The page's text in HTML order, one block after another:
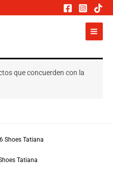
que concuerden con la
Shoes Tatiana
Tatiana